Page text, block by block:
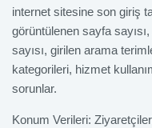
internet sitesine son giriş
görüntülenen sayfa
sayısı, girilen arama
kategorileri, hizmet
sorunlar.
Konum Verileri: